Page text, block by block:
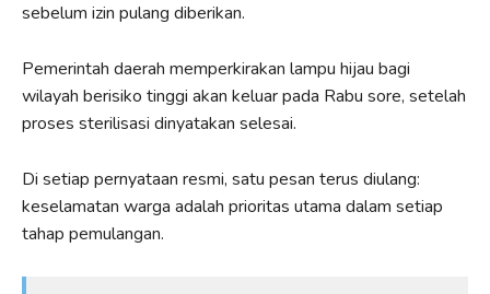
sebelum izin pulang diberikan.
Pemerintah daerah memperkirakan lampu hijau bagi
wilayah berisiko tinggi akan keluar pada Rabu sore, setelah
proses sterilisasi dinyatakan selesai.
Di setiap pernyataan resmi, satu pesan terus diulang:
keselamatan warga adalah prioritas utama dalam setiap
tahap pemulangan.